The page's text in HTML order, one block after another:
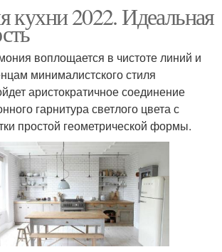
кухни 2022. Идеальная
воплощается в чистоте линий и
минималистского стиля
аристократичное соединение
гарнитура светлого цвета с
простой геометрической формы.